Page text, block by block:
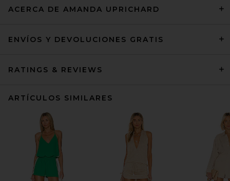
ACERCA DE AMANDA UPRICHARD
ENVÍOS Y DEVOLUCIONES GRATIS
RATINGS & REVIEWS
ARTÍCULOS SIMILARES